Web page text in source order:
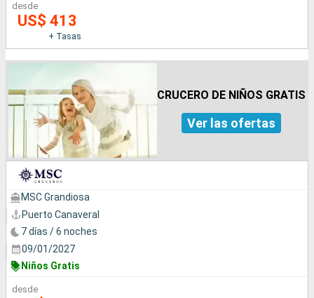
desde
US$ 413
+ Tasas
CRUCERO DE NIÑOS GRATIS
Ver las ofertas
MSC Grandiosa
Puerto Canaveral
7 días / 6 noches
09/01/2027
Niños Gratis
desde